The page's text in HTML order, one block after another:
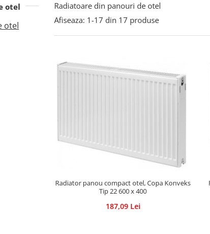
Radiatoare din panouri de otel
otel
otel Afiseaza: 1-17 din 17 produse
Radiator panou compact otel, Copa Konveks
Tip 22 600 x 400
187,09 Lei